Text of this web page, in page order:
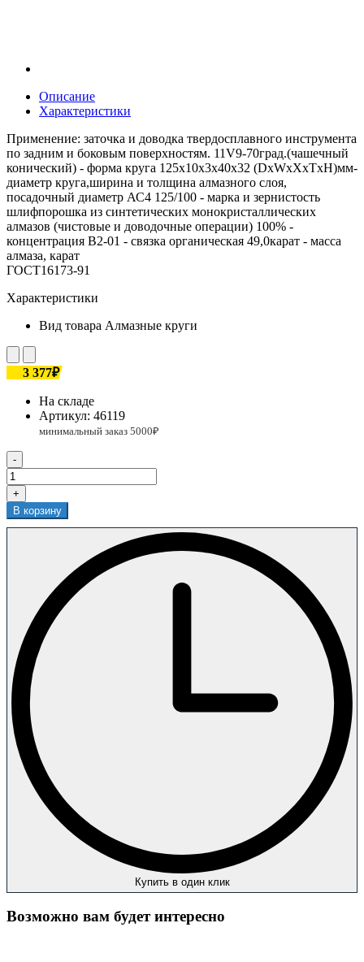
Описание
Характеристики
Применение: заточка и доводка твердосплавного инструмента
по задним и боковым поверхностям. 11V9-70град.(чашечный
конический) - форма круга 125x10x3х40x32 (DxWxXхТxH)мм-
диаметр круга,ширина и толщина алмазного слоя,
посадочный диаметр АС4 125/100 - марка и зернистость
шлифпорошка из синтетических монокристаллических
алмазов (чистовые и доводочные операции) 100% -
концентрация В2-01 - связка органическая 49,0карат - масса
алмаза, карат
ГОСТ16173-91
Характеристики
Вид товара Алмазные круги
3 377₽
На складе
Артикул: 46119
-
+
В корзину
Купить в один клик
Возможно вам будет интересно